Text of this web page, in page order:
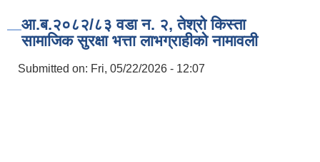
आ.ब.२०८२/८३ वडा न. २, तेश्रो किस्ता
सामाजिक सुरक्षा भत्ता लाभग्राहीको नामावली
Submitted on: Fri, 05/22/2026 - 12:07